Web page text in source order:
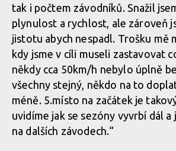
tak i počtem závodníků. Snažil
plynulost a rychlost, ale zároveň
jistotu abych nespadl. Trošku mě
kdy jsme v cíli museli zastavovat
někdy cca 50km/h nebylo úplně
všechny stejný, někdo na to
méně. 5.místo na začátek je
uvidíme jak se sezóny vyvrbí dál a
na dalších závodech.“